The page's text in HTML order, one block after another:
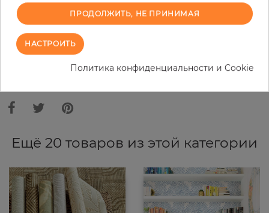
В КОРЗИНУ
ЗАКАЗАТЬ ОБРАЗЕЦ
В связи с различными стандартами и техническими
Ещё 20 товаров из этой категории
ПРОДОЛЖИТЬ, НЕ ПРИНИМАЯ
НАСТРОИТЬ
Политика конфиденциальности и Cookie